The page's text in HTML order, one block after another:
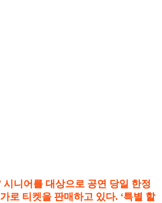
시니어를 대상으로 공연 당일 한정
로 티켓을 판매하고 있다. ‘특별 할